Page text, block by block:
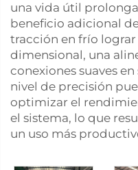
una vida útil
beneficio adicional
tracción en frío
dimensional, una
conexiones suaves
nivel de precisión
optimizar el
el sistema, lo que
un uso más